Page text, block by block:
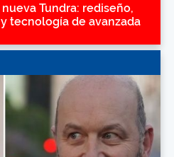
Tundra: rediseño,
tecnología de avanzada